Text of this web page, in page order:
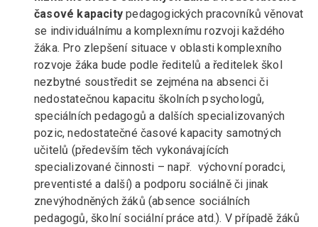
časové kapacitypedagogických pracovníků věnovat
se individuálnímu a komplexnímu rozvoji každého
žáka. Pro zlepšení situace v oblasti komplexního
rozvoje žáka bude podle ředitelů a ředitelek škol
nezbytné soustředit se zejména na absenci či
nedostatečnou kapacitu školních psychologů,
speciálních pedagogů a dalších specializovaných
pozic, nedostatečné časové kapacity samotných
učitelů (především těch vykonávajících
specializované činnosti – např. výchovní poradci,
preventisté a další) a podporu sociálně či jinak
znevýhodněných žáků (absence sociálních
pedagogů, školní sociální práce atd.). V případě žáků